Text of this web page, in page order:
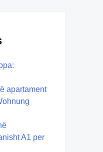
apartament
A1 per